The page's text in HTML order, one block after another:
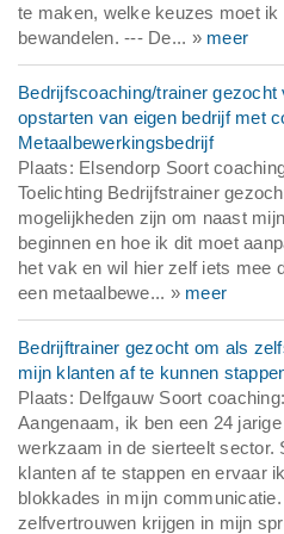
te maken, welke keuzes moet
bewandelen. --- De... » meer
Bedrijfscoaching/trainer
opstarten van eigen bedrijf met
Metaalbewerkingsbedrijf
Plaats: Elsendorp Soort
Toelichting Bedrijfstrainer
mogelijkheden zijn om naast
beginnen en hoe ik dit moet
het vak en wil hier zelf iets mee
een metaalbewe... » meer
Bedrijftrainer gezocht om als
mijn klanten af te kunnen
Plaats: Delfgauw Soort
Aangenaam, ik ben een 24
werkzaam in de sierteelt sector.
klanten af te stappen en ervaar
blokkades in mijn
zelfvertrouwen krijgen in mijn